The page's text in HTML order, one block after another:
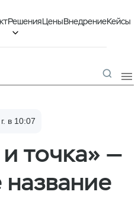
Решения

ЦеныВнедрениеКейсы

в 10:07
точка» —